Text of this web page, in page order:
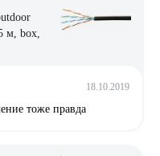
м, box,
18.10.2019
тоже правда